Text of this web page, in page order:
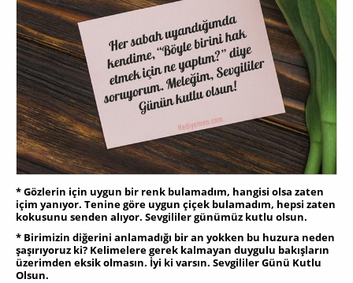
* Gözlerin için uygun bir renk bulamadım, hangisi olsa zaten
içim yanıyor. Tenine göre uygun çiçek bulamadım, hepsi zaten
kokusunu senden alıyor. Sevgililer günümüz kutlu olsun.
* Birimizin diğerini anlamadığı bir an yokken bu huzura neden
şaşırıyoruz ki? Kelimelere gerek kalmayan duygulu bakışların
üzerimden eksik olmasın. İyi ki varsın. Sevgililer Günü Kutlu
Olsun.